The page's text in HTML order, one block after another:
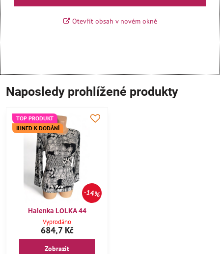
Otevřít obsah v novém okně
Naposledy prohlížené produkty
14%
TOP PRODUKT
IHNED K DODÁNÍ
Halenka LOLKA 44
Vyprodáno
684,7 Kč
Zobrazit